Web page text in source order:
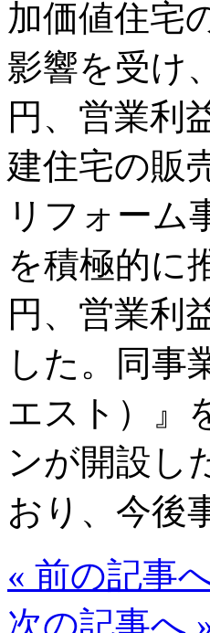
加価値住宅
影響を受け
円、営業利
建住宅の販
リフォーム
を積極的に
円、営業利
した。同事
エスト）』
ンが開設し
おり、今後
« 前の記事
次の記事へ